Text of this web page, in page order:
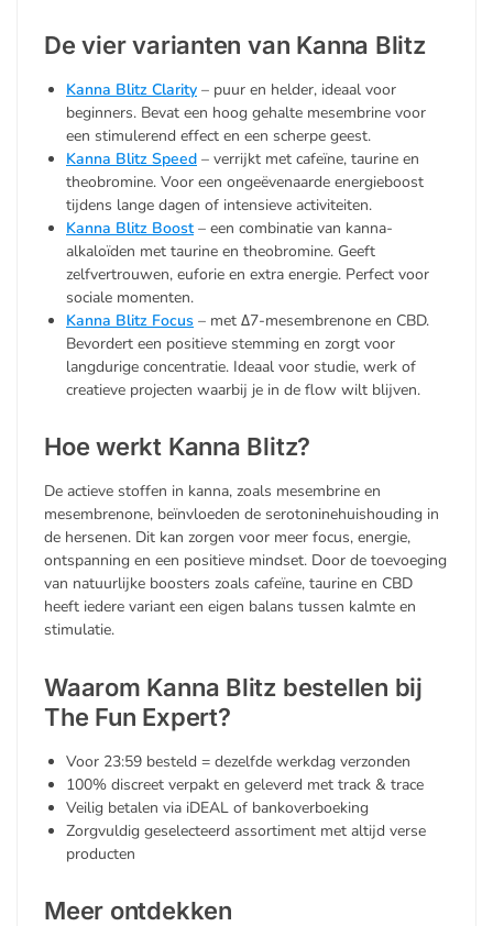
De vier varianten van Kanna Blitz
Kanna Blitz Clarity – puur en helder, ideaal voor
beginners. Bevat een hoog gehalte mesembrine voor
een stimulerend effect en een scherpe geest.
Kanna Blitz Speed – verrijkt met cafeïne, taurine en
theobromine. Voor een ongeëvenaarde energieboost
tijdens lange dagen of intensieve activiteiten.
Kanna Blitz Boost– een combinatie van kanna-
alkaloïden met taurine en theobromine. Geeft
zelfvertrouwen, euforie en extra energie. Perfect voor
sociale momenten.
Kanna Blitz Focus – met Δ7-mesembrenone en CBD.
Bevordert een positieve stemming en zorgt voor
langdurige concentratie. Ideaal voor studie, werk of
creatieve projecten waarbij je in de flow wilt blijven.
Hoe werkt Kanna Blitz?
De actieve stoffen in kanna, zoals mesembrine en
mesembrenone, beïnvloeden de serotoninehuishouding in
de hersenen. Dit kan zorgen voor meer focus, energie,
ontspanning en een positieve mindset. Door de toevoeging
van natuurlijke boosters zoals cafeïne, taurine en CBD
heeft iedere variant een eigen balans tussen kalmte en
stimulatie.
Waarom Kanna Blitz bestellen bij
The Fun Expert?
Voor 23:59 besteld = dezelfde werkdag verzonden
100% discreet verpakt en geleverd met track & trace
Veilig betalen via iDEAL of bankoverboeking
Zorgvuldig geselecteerd assortiment met altijd verse
producten
Meer ontdekken